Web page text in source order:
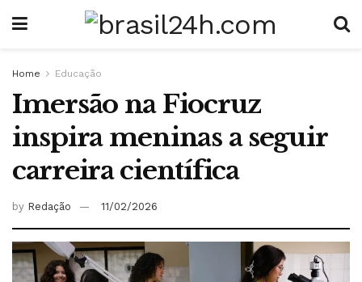
Home Educação
Imersão na Fiocruz
inspira meninas a seguir
carreira científica
by Redação 11/02/2026